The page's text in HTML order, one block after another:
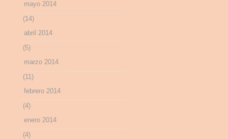
mayo 2014
(14)
abril 2014
(5)
marzo 2014
(11)
febrero 2014
(4)
enero 2014
(4)